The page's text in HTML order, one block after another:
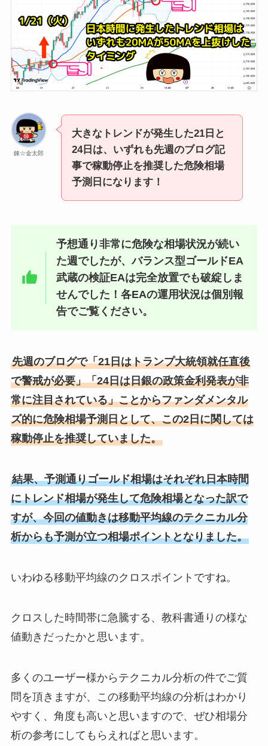
錬☆金太郎
大きなトレンドが発生した21日と
24日は、いずれも先週のブログ記
事で稼動停止を推奨した危険相場
予測日になります！
予想通り非常に危険な相場状況が続い
た週でしたが、バランス型ゴールドEA
武蔵の検証EAは完全放置でも破綻しま
せんでした！各EAの運用状況は個別報
告でご覧ください。
先週のブログで「21日はトランプ大統領就任直後
で警戒が必要」「24日は日銀の政策金利発表が非
常に注目されている」ことからファンダメンタル
ズ的に危険相場予測日として、この2日に関しては
稼動停止を推奨していました。
結果、予測通りゴールド相場はそれぞれ日本時間
にトレンド相場が発生して危険相場となった訳で
すが、今回の値動きは移動平均線のテクニカル分
析からも予測が立つ相場ポイントとなりました。
いわゆる移動平均線のクロスポイントですね。
クロスした時間帯に急騰する、教科書通りの様な
値動きだったかと思います。
多くのユーザー様からテクニカル分析の件でご質
問を頂きますが、この移動平均線の分析はわかり
やすく、角度も高いと思いますので、ぜひ相場分
析の参考にしてもらえればと思います。